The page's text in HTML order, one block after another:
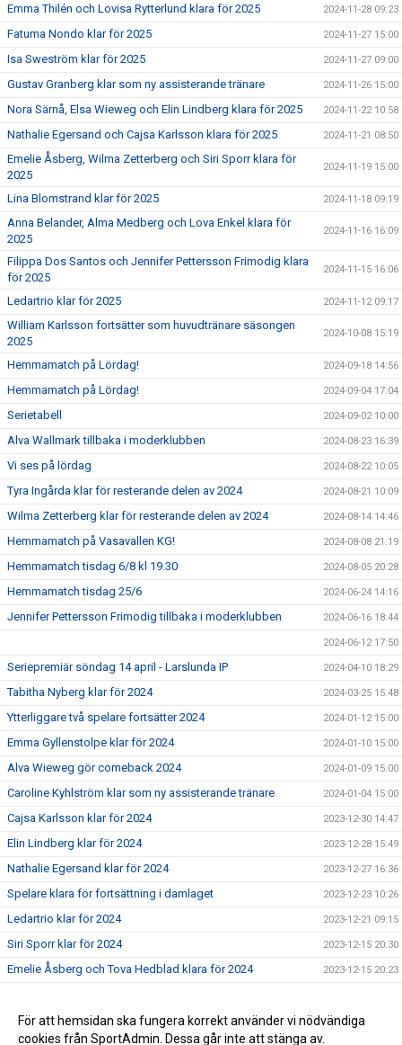
Emma Thilén och Lovisa Rytterlund klara för 2025 2024-11-28 09:23
Fatuma Nondo klar för 2025 2024-11-27 15:00
Isa Sweström klar för 2025 2024-11-27 09:00
Gustav Granberg klar som ny assisterande tränare 2024-11-26 15:00
Nora Särnå, Elsa Wieweg och Elin Lindberg klara för 2025 2024-11-22 10:58
Nathalie Egersand och Cajsa Karlsson klara för 2025 2024-11-21 08:50
Emelie Åsberg, Wilma Zetterberg och Siri Sporr klara för
2025
2024-11-19 15:00
Lina Blomstrand klar för 2025 2024-11-18 09:19
Anna Belander, Alma Medberg och Lova Enkel klara för
2025
2024-11-16 16:09
Filippa Dos Santos och Jennifer Pettersson Frimodig klara
för 2025
2024-11-15 16:06
Ledartrio klar för 2025 2024-11-12 09:17
William Karlsson fortsätter som huvudtränare säsongen
2025
2024-10-08 15:19
Hemmamatch på Lördag! 2024-09-18 14:56
Hemmamatch på Lördag! 2024-09-04 17:04
Serietabell 2024-09-02 10:00
Alva Wallmark tillbaka i moderklubben 2024-08-23 16:39
Vi ses på lördag 2024-08-22 10:05
Tyra Ingårda klar för resterande delen av 2024 2024-08-21 10:09
Wilma Zetterberg klar för resterande delen av 2024 2024-08-14 14:46
Hemmamatch på Vasavallen KG! 2024-08-08 21:19
Hemmamatch tisdag 6/8 kl 19.30 2024-08-05 20:28
Hemmamatch tisdag 25/6 2024-06-24 14:16
Jennifer Pettersson Frimodig tillbaka i moderklubben 2024-06-16 18:44
2024-06-12 17:50
Seriepremiär söndag 14 april - Larslunda IP 2024-04-10 18:29
Tabitha Nyberg klar för 2024 2024-03-25 15:48
Ytterliggare två spelare fortsätter 2024 2024-01-12 15:00
Emma Gyllenstolpe klar för 2024 2024-01-10 15:00
Alva Wieweg gör comeback 2024 2024-01-09 15:00
Caroline Kyhlström klar som ny assisterande tränare 2024-01-04 15:00
Cajsa Karlsson klar för 2024 2023-12-30 14:47
Elin Lindberg klar för 2024 2023-12-28 15:49
Nathalie Egersand klar för 2024 2023-12-27 16:36
Spelare klara för fortsättning i damlaget 2023-12-23 10:26
Ledartrio klar för 2024 2023-12-21 09:15
Siri Sporr klar för 2024 2023-12-15 20:30
Emelie Åsberg och Tova Hedblad klara för 2024 2023-12-15 20:23
William Karlsson ny damtränare 2023-11-07 10:37
För att hemsidan ska fungera korrekt använder vi nödvändiga
cookies från SportAdmin. Dessa går inte att stänga av.